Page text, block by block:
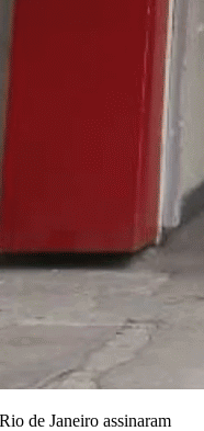
de Janeiro assinaram